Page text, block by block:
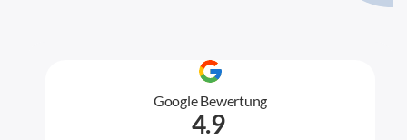
Google Bewertung
4.9